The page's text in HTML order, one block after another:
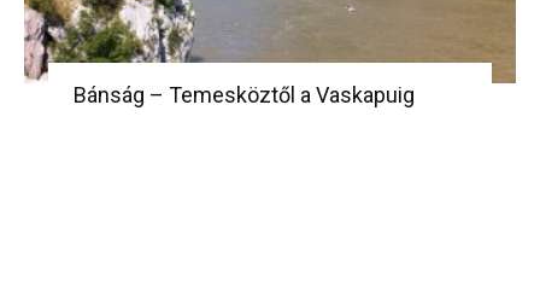
Bánság – Temesköztől a Vaskapuig